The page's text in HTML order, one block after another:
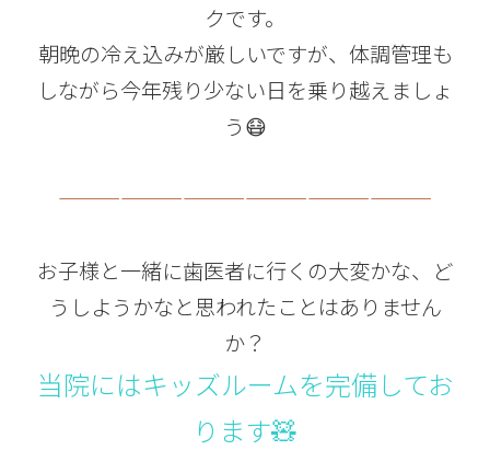
クです。
朝晩の冷え込みが厳しいですが、体調管理も
しながら今年残り少ない日を乗り越えましょ
う😷
——————————————————
お子様と一緒に歯医者に行くの大変かな、ど
うしようかなと思われたことはありません
か？
当院にはキッズルームを完備してお
ります🧸